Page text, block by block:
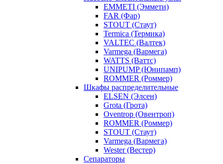
EMMETI (Эммети)
FAR (Фар)
STOUT (Стаут)
Termica (Термика)
VALTEC (Валтек)
Varmega (Вармега)
WATTS (Ваттс)
UNIPUMP (Юнипамп)
ROMMER (Роммер)
Шкафы распределительные
ELSEN (Элсен)
Grota (Грота)
Oventrop (Овентроп)
ROMMER (Роммер)
STOUT (Стаут)
Varmega (Вармега)
Wester (Вестер)
Сепараторы